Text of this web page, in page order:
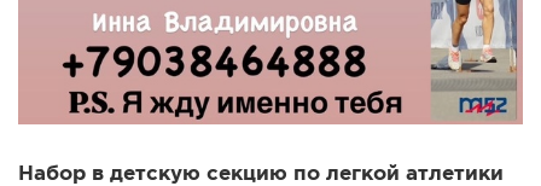
Набор в детскую секцию по легкой атлетики